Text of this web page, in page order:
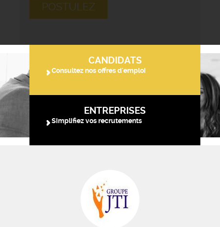
POSTULEZ
CANDIDATS
Consultez nos offres d'emploi
ENTREPRISES
Simplifiez vos recrutements